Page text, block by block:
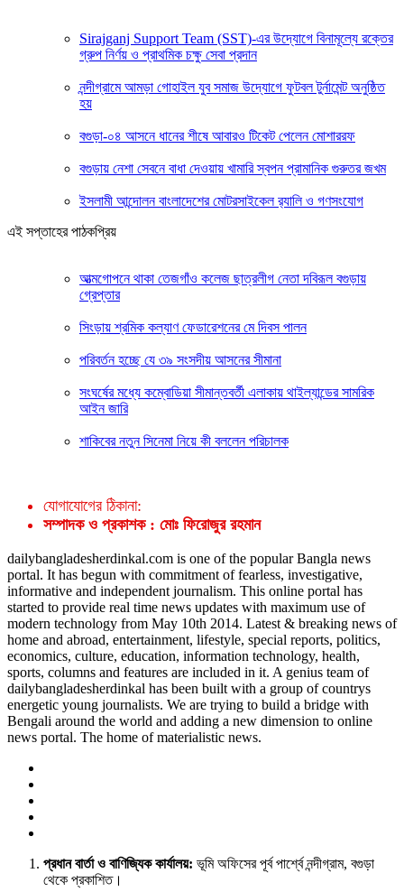
Sirajganj Support Team (SST)-এর উদ্যোগে বিনামূল্যে রক্তের
গ্রুপ নির্ণয় ও প্রাথমিক চক্ষু সেবা প্রদান
নন্দীগ্রামে আমড়া গোহাইল যুব সমাজ উদ্যোগে ফুটবল টুর্নামেন্ট অনুষ্ঠিত
হয়
বগুড়া-০৪ আসনে ধানের শীষে আবারও টিকেট পেলেন মোশাররফ
বগুড়ায় নেশা সেবনে বাধা দেওয়ায় খামারি স্বপন প্রামানিক গুরুতর জখম
ইসলামী আন্দোলন বাংলাদেশের মোটরসাইকেল র‍্যালি ও গণসংযোগ
এই সপ্তাহের পাঠকপ্রিয়
আত্মগোপনে থাকা তেজগাঁও কলেজ ছাত্রলীগ নেতা দবিরূল বগুড়ায়
গ্রেপ্তার
সিংড়ায় শ্রমিক কল্যাণ ফেডারেশনের মে দিবস পালন
পরিবর্তন হচ্ছে যে ৩৯ সংসদীয় আসনের সীমানা
সংঘর্ষের মধ্যে কম্বোডিয়া সীমান্তবর্তী এলাকায় থাইল্যান্ডের সামরিক
আইন জারি
শাকিবের নতুন সিনেমা নিয়ে কী বললেন পরিচালক
যোগাযোগের ঠিকানা:
সম্পাদক ও প্রকাশক : মোঃ ফিরোজুর রহমান
dailybangladesherdinkal.com is one of the popular Bangla news
portal. It has begun with commitment of fearless, investigative,
informative and independent journalism. This online portal has
started to provide real time news updates with maximum use of
modern technology from May 10th 2014. Latest & breaking news of
home and abroad, entertainment, lifestyle, special reports, politics,
economics, culture, education, information technology, health,
sports, columns and features are included in it. A genius team of
dailybangladesherdinkal has been built with a group of countrys
energetic young journalists. We are trying to build a bridge with
Bengali around the world and adding a new dimension to online
news portal. The home of materialistic news.
প্রধান বার্তা ও বাণিজ্যিক কার্যালয়: ভূমি অফিসের পূর্ব পার্শ্বে নন্দীগ্রাম, বগুড়া
থেকে প্রকাশিত।